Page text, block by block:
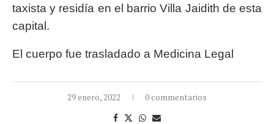
taxista y residía en el barrio Villa Jaidith de esta
capital.
El cuerpo fue trasladado a Medicina Legal
29 enero, 2022 0 commentarios